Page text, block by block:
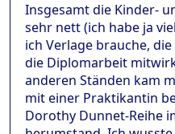
Insgesamt die Kinder-
sehr nett (ich habe ja
ich Verlage brauche,
die Diplomarbeit
anderen Ständen kam
mit einer Praktikantin
Dorothy Dunnet-Reihe